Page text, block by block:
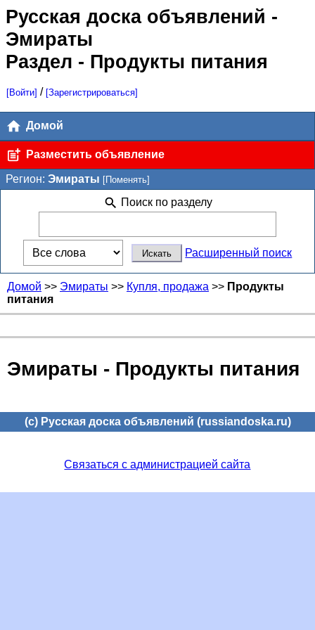
Русская доска объявлений -
Эмираты
Раздел - Продукты питания
[Войти] / [Зарегистрироваться]
Домой
Разместить объявление
Регион: Эмираты [Поменять]
Поиск по разделу
Расширенный поиск
Домой >> Эмираты >> Купля, продажа >> Продукты
питания
Эмираты - Продукты питания
(c) Русская доска объявлений (russiandoska.ru)
Связаться с администрацией сайта